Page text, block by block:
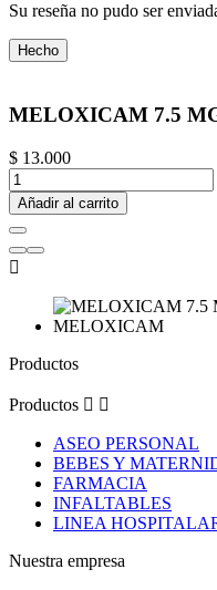
Su reseña no pudo ser
Hecho
MELOXICAM 7.5
$ 13.000
Añadir al carrito

Productos
Productos  
ASEO PERSONAL
BEBES Y
FARMACIA
INFALTABLES
LINEA
Nuestra empresa